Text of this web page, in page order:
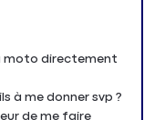
moto directement
à me donner svp ?
de me faire